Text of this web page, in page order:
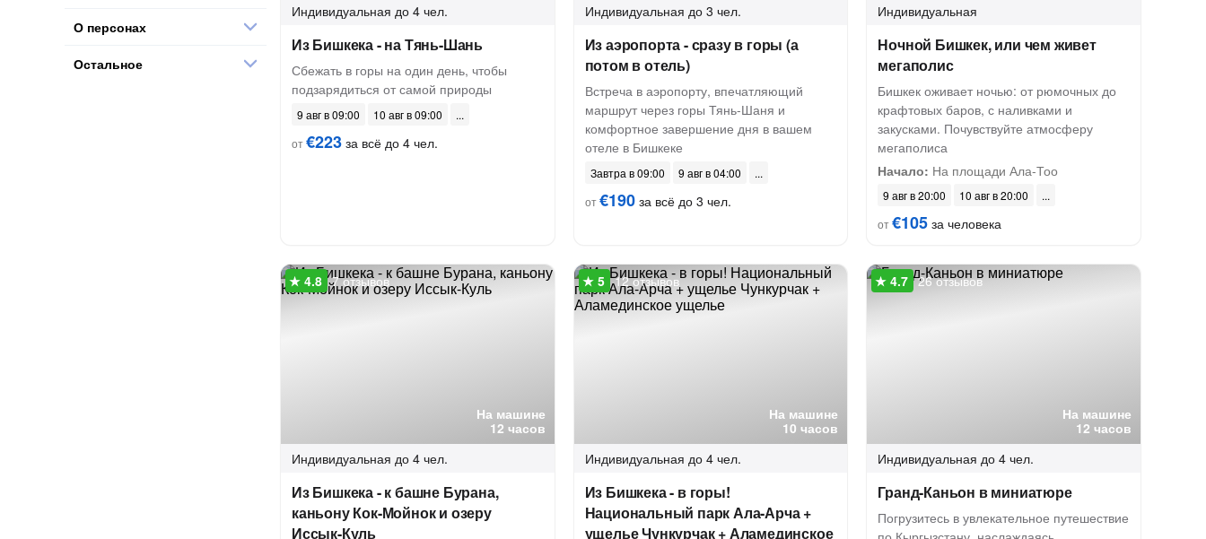
Индивидуальная до 4 чел.
Из Бишкека - на Тянь-Шань
Сбежать в горы на один день, чтобы
подзарядиться от самой природы
9 авг в 09:00
10 авг в 09:00
от€223 за всё до 4 чел.
Индивидуальная до 3 чел.
Из аэропорта - сразу в горы (а
потом в отель)
Встреча в аэропорту, впечатляющий
маршрут через горы Тянь-Шаня и
комфортное завершение дня в вашем
отеле в Бишкеке
Завтра в 09:00
9 авг в 04:00
от€190за всё до 3 чел.
Индивидуальная
Ночной Бишкек, или чем живет
мегаполис
Бишкек оживает ночью: от рюмочных до
крафтовых баров, с наливками и
закусками. Почувствуйте атмосферу
мегаполиса
Начало: На площади Ала-Тоо
9 авг в 20:00
10 авг в 20:00
от€105 за человека
На машине
12 часов
7 отзывов
Индивидуальная до 4 чел.
Из Бишкека - к башне Бурана,
каньону Кок-Мойнок и озеру
Иссык-Куль
На машине
10 часов
12 отзывов
Индивидуальная до 4 чел.
Из Бишкека - в горы!
Национальный парк Ала-Арча +
ущелье Чункурчак + Аламединское
На машине
12 часов
26 отзывов
Индивидуальная до 4 чел.
Гранд-Каньон в миниатюре
Погрузитесь в увлекательное путешествие
О персонах
Остальное